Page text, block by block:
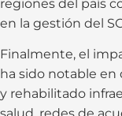
regiones del país
en la gestión del
Finalmente, el
ha sido notable en
y rehabilitado